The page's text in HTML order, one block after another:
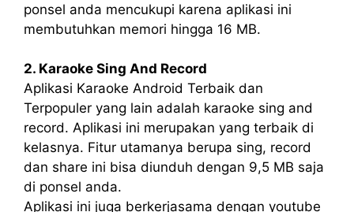
ponsel anda mencukupi karena aplikasi ini
membutuhkan memori hingga 16 MB.
2. Karaoke Sing And Record
Aplikasi Karaoke Android Terbaik dan
Terpopuler yang lain adalah karaoke sing and
record. Aplikasi ini merupakan yang terbaik di
kelasnya. Fitur utamanya berupa sing, record
dan share ini bisa diunduh dengan 9,5 MB saja
di ponsel anda.
Aplikasi ini juga berkerjasama dengan youtube